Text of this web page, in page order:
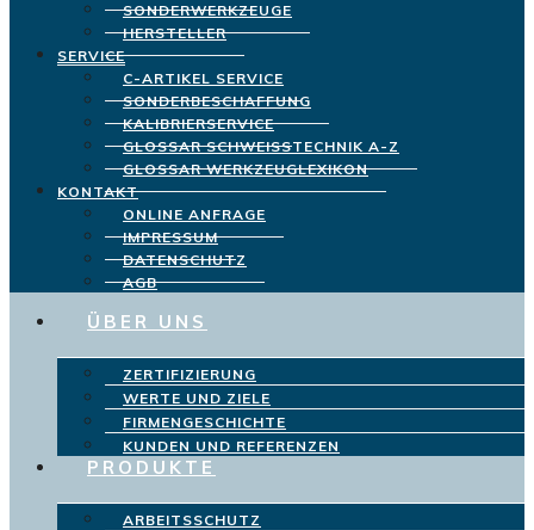
SONDERWERKZEUGE
HERSTELLER
SERVICE
C-ARTIKEL SERVICE
SONDERBESCHAFFUNG
KALIBRIERSERVICE
GLOSSAR SCHWEISSTECHNIK A-Z
GLOSSAR WERKZEUGLEXIKON
KONTAKT
ONLINE ANFRAGE
IMPRESSUM
DATENSCHUTZ
AGB
ÜBER UNS
ZERTIFIZIERUNG
WERTE UND ZIELE
FIRMENGESCHICHTE
KUNDEN UND REFERENZEN
PRODUKTE
ARBEITSSCHUTZ